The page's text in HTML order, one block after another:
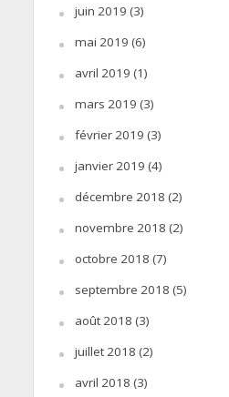
juin 2019 (3)
mai 2019 (6)
avril 2019 (1)
mars 2019 (3)
février 2019 (3)
janvier 2019 (4)
décembre 2018 (2)
novembre 2018 (2)
octobre 2018 (7)
septembre 2018 (5)
août 2018 (3)
juillet 2018 (2)
avril 2018 (3)